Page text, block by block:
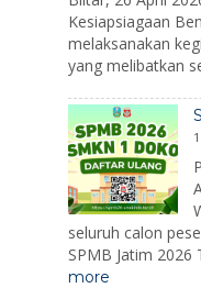
Kesiapsiagaan
melaksanakan
yang melibatkan
seluruh calon
SPMB Jatim
more: